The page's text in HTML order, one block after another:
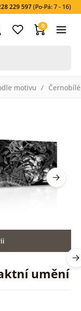
229 597(Po-Pá: 7 - 16)
0
motivu
umění